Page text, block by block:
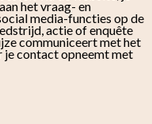
het vraag- en
media-functies op de
actie of enquête
communiceert met het
contact opneemt met